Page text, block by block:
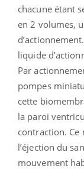
chacune étant
en 2 volumes,
liquide
Par
pompes
cette
la paroi
contraction. Ce
l’éjection du
mouvement